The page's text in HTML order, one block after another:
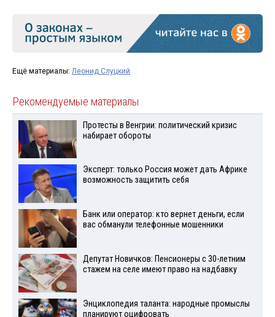
Ещё материалы: Леонид Слуцкий
Рекомендуемые материалы
Протесты в Венгрии: политический кризис
набирает обороты
Эксперт: только Россия может дать Африке
возможность защитить себя
Банк или оператор: кто вернет деньги, если
вас обманули телефонные мошенники
Депутат Новичков: Пенсионеры с 30-летним
стажем на селе имеют право на надбавку
Энциклопедия таланта: народные промыслы
планируют оцифровать